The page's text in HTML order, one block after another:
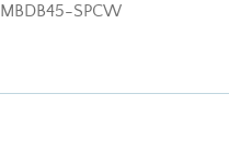
MBDB45-SPCW